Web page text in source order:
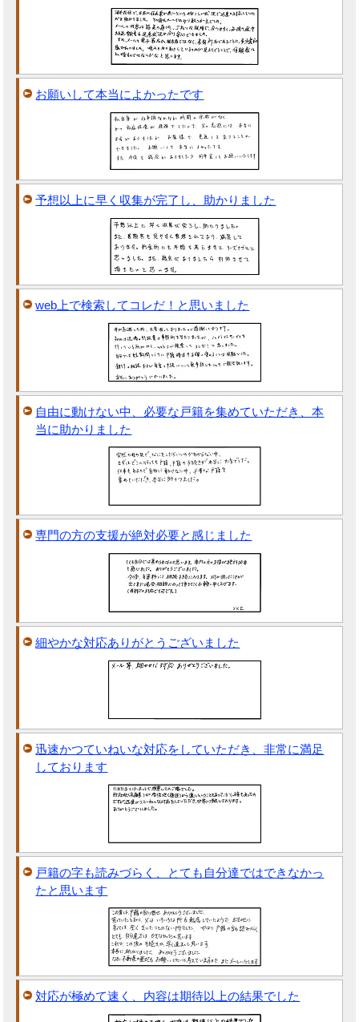
お願いして本当によかったです
予想以上に早く収集が完了し、助かりました
web上で検索してコレだ！と思いました
自由に動けない中、必要な戸籍を集めていただき、本
当に助かりました
専門の方の支援が絶対必要と感じました
細やかな対応ありがとうございました
迅速かつていねいな対応をしていただき、非常に満足
しております
戸籍の字も読みづらく、とても自分達ではできなかっ
たと思います
対応が極めて速く、内容は期待以上の結果でした